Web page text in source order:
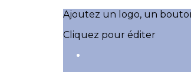
Ajoutez un logo, un
Cliquez pour éditer